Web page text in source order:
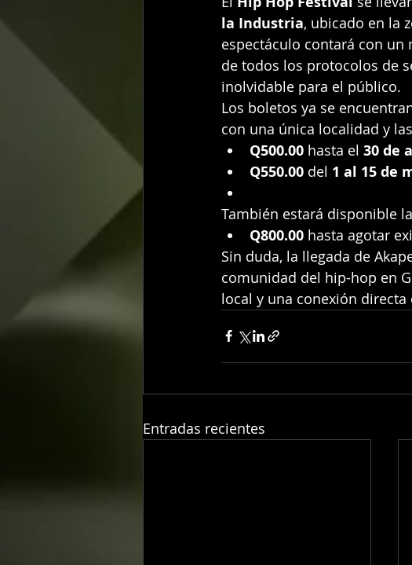
la Industria, ubicado en la
espectáculo contará con
de todos los protocolos de
inolvidable para el público.
Los boletos ya se
con una única localidad y
Q500.00 hasta el 30 de
Q550.00 del 1 al 15 de
También estará disponible
Q800.00 hasta agotar
Sin duda, la llegada de
comunidad del hip-hop en
local y una conexión
Entradas recientes